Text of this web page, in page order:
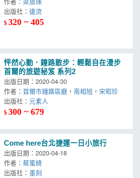
出版社：
$320 ~ 405
怦然心動．鐘路散步：輕鬆自在漫步
首爾的旅遊秘笈 系列2
出版日期：2020-04-30
作者：首爾市鐘路區廳 ，南相旭 ， 宋昭珍
出版社：
$300 ~ 679
Come here台北捷運一日小旅行
出版日期：2020-04-18
作者：蔡蜜綺
出版社：